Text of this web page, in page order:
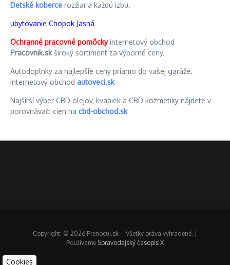
Detské koberce rozžiaria každú izbu.
ubytovanie Chopok Jasná
Ochranné pracovné pomôckyinternetový obchod
Pracovnik.skširoký sortiment za výborné ceny.
Autodoplnky za najlepšie ceny priamo do vašej garáže.
Internetový obchod autoveci.sk
Najširší výber CBD olejov, kvapiek a CBD kozmetiky nájdete v
porovnávači cien na cbd-obchod.sk
Copyright: © 2026 Prenocuj.sk – Všetky práva vyhradené. |
Používame Spravodajský časopis X
Cookies